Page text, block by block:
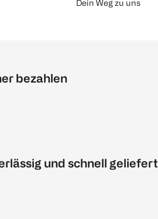
Dein Weg zu uns
bezahlen
und schnell geliefert